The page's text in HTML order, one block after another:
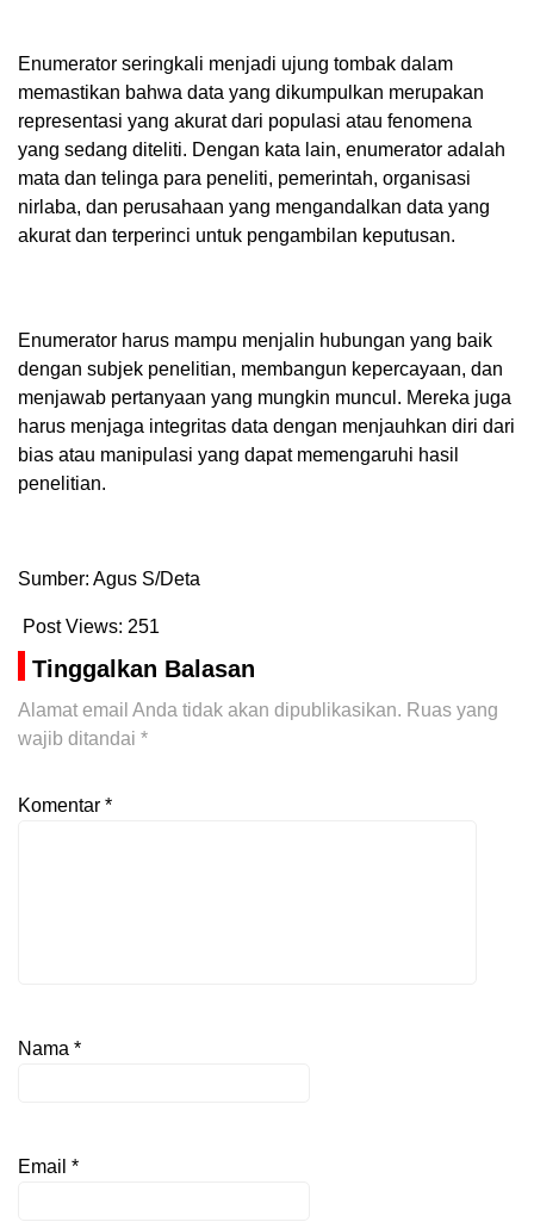
Enumerator seringkali menjadi ujung tombak dalam
memastikan bahwa data yang dikumpulkan merupakan
representasi yang akurat dari populasi atau fenomena
yang sedang diteliti. Dengan kata lain, enumerator adalah
mata dan telinga para peneliti, pemerintah, organisasi
nirlaba, dan perusahaan yang mengandalkan data yang
akurat dan terperinci untuk pengambilan keputusan.
Enumerator harus mampu menjalin hubungan yang baik
dengan subjek penelitian, membangun kepercayaan, dan
menjawab pertanyaan yang mungkin muncul. Mereka juga
harus menjaga integritas data dengan menjauhkan diri dari
bias atau manipulasi yang dapat memengaruhi hasil
penelitian.
Sumber: Agus S/Deta
Post Views: 251
Tinggalkan Balasan
Alamat email Anda tidak akan dipublikasikan. Ruas yang
wajib ditandai *
Komentar *
Nama *
Email *